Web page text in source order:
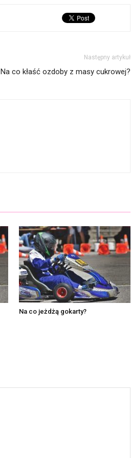
Następny artykuł
Na co kłaść ozdoby z masy cukrowej?
Na co jeżdżą gokarty?